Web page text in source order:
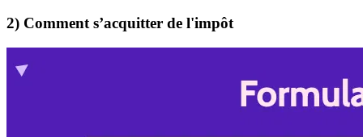
2) Comment s’acquitter de l'impôt